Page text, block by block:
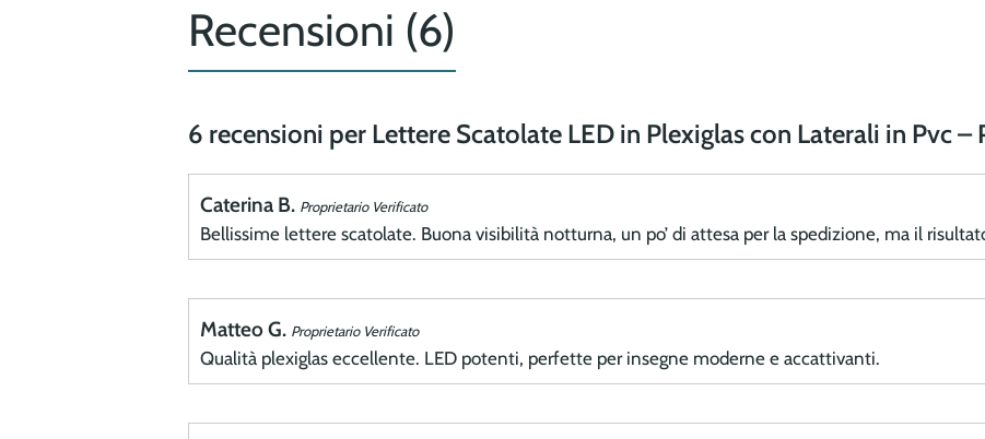
Recensioni (6)
6 recensioni per Lettere Scatolate LED in Plexiglas con Laterali in Pvc –
Caterina B. Proprietario Verificato
Bellissime lettere scatolate. Buona visibilità notturna, un po’ di attesa per la spedizione, ma il
Matteo G. Proprietario Verificato
Qualità plexiglas eccellente. LED potenti, perfette per insegne moderne e accattivanti.